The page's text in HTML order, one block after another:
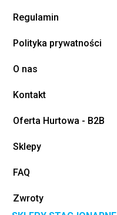
Regulamin
Polityka prywatności
O nas
Kontakt
Oferta Hurtowa - B2B
Sklepy
FAQ
Zwroty